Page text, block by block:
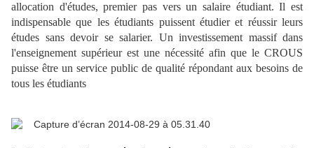
allocation d'études, premier pas vers un salaire étudiant. Il est
indispensable que les étudiants puissent étudier et réussir leurs
études sans devoir se salarier. Un investissement massif dans
l'enseignement supérieur est une nécessité afin que le CROUS
puisse être un service public de qualité répondant aux besoins de
tous les étudiants